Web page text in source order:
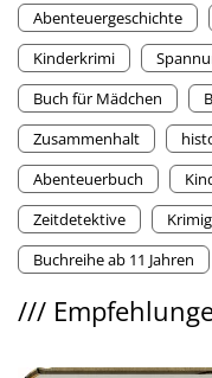
Abenteuergeschichte
Kinderkrimi
Buch für Mädchen
Zusammenhalt
Abenteuerbuch
Zeitdetektive
Buchreihe ab 11 Jahren
///